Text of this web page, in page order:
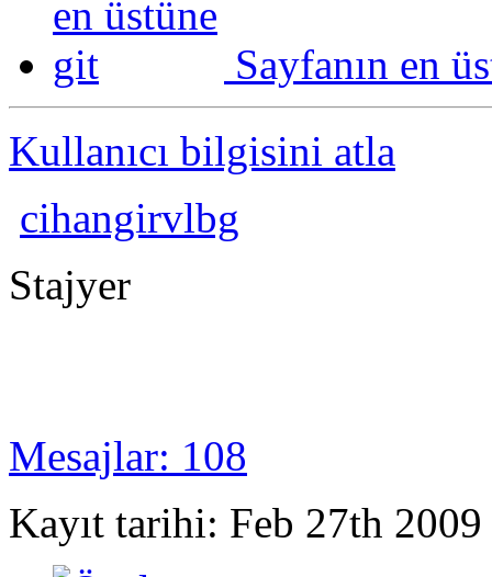
Sayfanın en
Kullanıcı bilgisini atla
cihangirvlbg
Stajyer
Mesajlar: 108
Kayıt tarihi: Feb 27th 2009